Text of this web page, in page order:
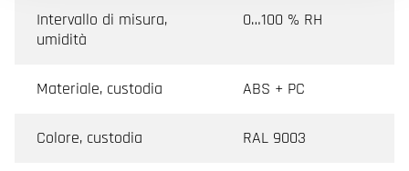
Intervallo di misura,
umidità
0…100 % RH
Materiale, custodia ABS + PC
Colore, custodia RAL 9003